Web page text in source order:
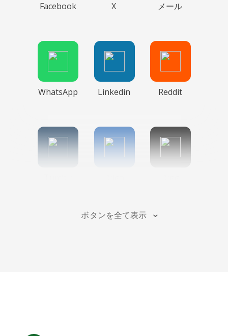
Facebook X メール
WhatsApp Linkedin Reddit
ボタンを全て表示